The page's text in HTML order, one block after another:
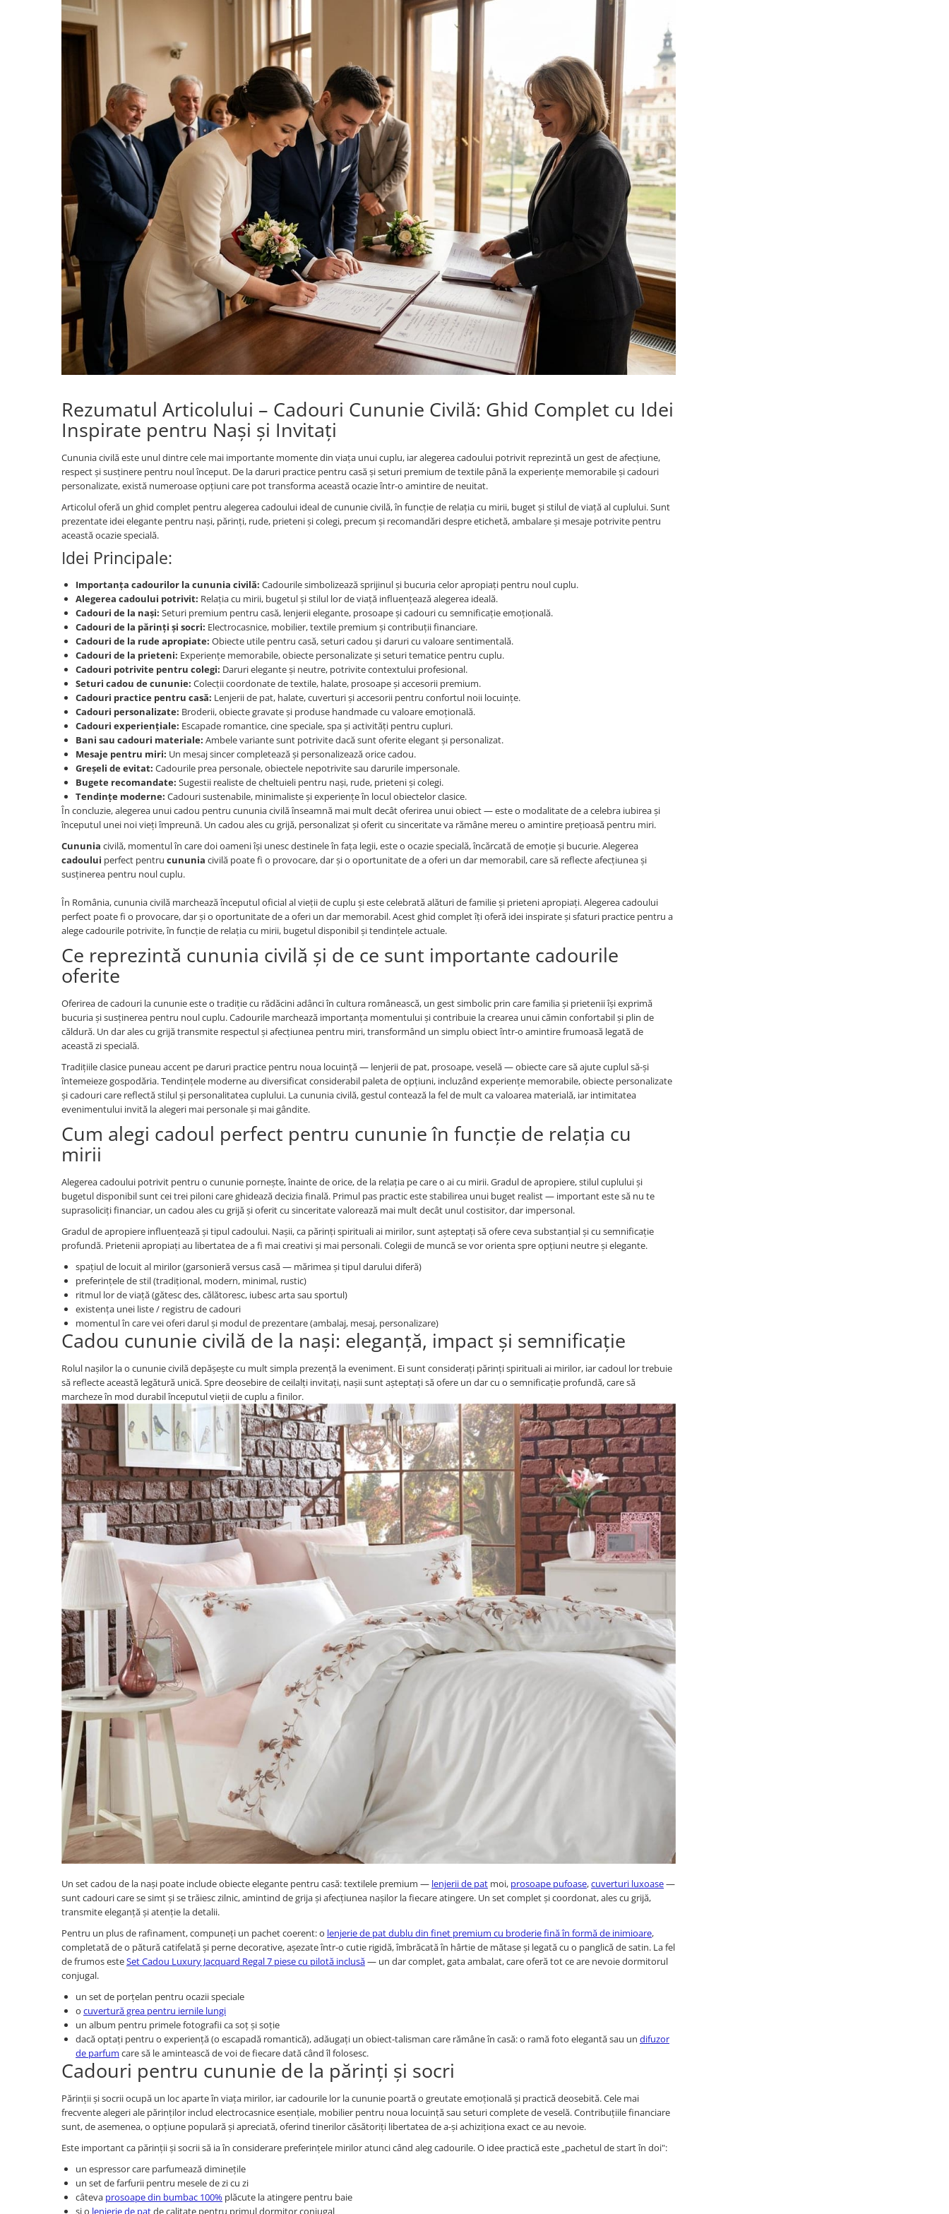
Cearceaf cu elastic
Cearceaf normal
Lenjerii De Pat Creponate
Lenjerii De Pat Bumbac Poplin 2
Lenjerii De Pat Bumbac Poplin,
Matlasate, 2 Persoane
Lenjerii De Pat Bumbac Satinat 2
Lenjerii De Pat Volanase
Lenjerii De Pat, Finet Premium 3D,
2 Persoane
Lenjerii De Pat Jacquard
Lenjerii De Pat Catifea
Lenjerii De Pat Cocolino
Set Lenjerie De Pat Blana
Artificiala De Iepure, 6 Piese, 2
Set Lenjerie Pat Blanita Iepure, 6
Piese, Cu Pilota Inclusa
Lenjerii De Pat Premium Collection
Pilota / Cuvertura Inclusa
Set Lenjerie De Pat Jacquard Regal,
11 Piese, Cuvertura Inclusa
Lenjerii Damasc Egiptean King Size
Lenjerii De Pat, Finet Premium, 1
Lenjerii De Pat Damasc 1 Persoana
Lenjerii De Pat, Imprimeu 3D, 1
Rezumatul Articolului – Cadouri Cununie Civilă: Ghid Complet cu Idei
Inspirate pentru Nași și Invitați
Cununia civilă este unul dintre cele mai importante momente din viața unui cuplu, iar alegerea cadoului potrivit reprezintă un gest de afecțiune,
respect și susținere pentru noul început. De la daruri practice pentru casă și seturi premium de textile până la experiențe memorabile și cadouri
personalizate, există numeroase opțiuni care pot transforma această ocazie într-o amintire de neuitat.
Articolul oferă un ghid complet pentru alegerea cadoului ideal de cununie civilă, în funcție de relația cu mirii, buget și stilul de viață al cuplului. Sunt
prezentate idei elegante pentru nași, părinți, rude, prieteni și colegi, precum și recomandări despre etichetă, ambalare și mesaje potrivite pentru
această ocazie specială.
Idei Principale:
Importanța cadourilor la cununia civilă: Cadourile simbolizează sprijinul și bucuria celor apropiați pentru noul cuplu.
Alegerea cadoului potrivit: Relația cu mirii, bugetul și stilul lor de viață influențează alegerea ideală.
Cadouri de la nași: Seturi premium pentru casă, lenjerii elegante, prosoape și cadouri cu semnificație emoțională.
Cadouri de la părinți și socri: Electrocasnice, mobilier, textile premium și contribuții financiare.
Cadouri de la rude apropiate: Obiecte utile pentru casă, seturi cadou și daruri cu valoare sentimentală.
Cadouri de la prieteni: Experiențe memorabile, obiecte personalizate și seturi tematice pentru cuplu.
Cadouri potrivite pentru colegi: Daruri elegante și neutre, potrivite contextului profesional.
Seturi cadou de cununie: Colecții coordonate de textile, halate, prosoape și accesorii premium.
Cadouri practice pentru casă: Lenjerii de pat, halate, cuverturi și accesorii pentru confortul noii locuințe.
Cadouri personalizate: Broderii, obiecte gravate și produse handmade cu valoare emoțională.
Cadouri experiențiale: Escapade romantice, cine speciale, spa și activități pentru cupluri.
Bani sau cadouri materiale: Ambele variante sunt potrivite dacă sunt oferite elegant și personalizat.
Mesaje pentru miri: Un mesaj sincer completează și personalizează orice cadou.
Greșeli de evitat: Cadourile prea personale, obiectele nepotrivite sau darurile impersonale.
Bugete recomandate: Sugestii realiste de cheltuieli pentru nași, rude, prieteni și colegi.
Tendințe moderne: Cadouri sustenabile, minimaliste și experiențe în locul obiectelor clasice.
În concluzie, alegerea unui cadou pentru cununia civilă înseamnă mai mult decât oferirea unui obiect — este o modalitate de a celebra iubirea și
începutul unei noi vieți împreună. Un cadou ales cu grijă, personalizat și oferit cu sinceritate va rămâne mereu o amintire prețioasă pentru miri.
Cununia civilă, momentul în care doi oameni își unesc destinele în fața legii, este o ocazie specială, încărcată de emoție și bucurie. Alegerea
cadoului perfect pentru cununia civilă poate fi o provocare, dar și o oportunitate de a oferi un dar memorabil, care să reflecte afecțiunea și
susținerea pentru noul cuplu.
În România, cununia civilă marchează începutul oficial al vieții de cuplu și este celebrată alături de familie și prieteni apropiați. Alegerea cadoului
perfect poate fi o provocare, dar și o oportunitate de a oferi un dar memorabil. Acest ghid complet îți oferă idei inspirate și sfaturi practice pentru a
alege cadourile potrivite, în funcție de relația cu mirii, bugetul disponibil și tendințele actuale.
Ce reprezintă cununia civilă și de ce sunt importante cadourile
oferite
Oferirea de cadouri la cununie este o tradiție cu rădăcini adânci în cultura românească, un gest simbolic prin care familia și prietenii își exprimă
bucuria și susținerea pentru noul cuplu. Cadourile marchează importanța momentului și contribuie la crearea unui cămin confortabil și plin de
căldură. Un dar ales cu grijă transmite respectul și afecțiunea pentru miri, transformând un simplu obiect într-o amintire frumoasă legată de
această zi specială.
Tradițiile clasice puneau accent pe daruri practice pentru noua locuință — lenjerii de pat, prosoape, veselă — obiecte care să ajute cuplul să-și
întemeieze gospodăria. Tendințele moderne au diversificat considerabil paleta de opțiuni, incluzând experiențe memorabile, obiecte personalizate
și cadouri care reflectă stilul și personalitatea cuplului. La cununia civilă, gestul contează la fel de mult ca valoarea materială, iar intimitatea
evenimentului invită la alegeri mai personale și mai gândite.
Cum alegi cadoul perfect pentru cununie în funcție de relația cu
mirii
Alegerea cadoului potrivit pentru o cununie pornește, înainte de orice, de la relația pe care o ai cu mirii. Gradul de apropiere, stilul cuplului și
bugetul disponibil sunt cei trei piloni care ghidează decizia finală. Primul pas practic este stabilirea unui buget realist — important este să nu te
suprasoliciți financiar, un cadou ales cu grijă și oferit cu sinceritate valorează mai mult decât unul costisitor, dar impersonal.
Gradul de apropiere influențează și tipul cadoului. Nașii, ca părinți spirituali ai mirilor, sunt așteptați să ofere ceva substanțial și cu semnificație
profundă. Prietenii apropiați au libertatea de a fi mai creativi și mai personali. Colegii de muncă se vor orienta spre opțiuni neutre și elegante.
spațiul de locuit al mirilor (garsonieră versus casă — mărimea și tipul darului diferă)
preferințele de stil (tradițional, modern, minimal, rustic)
ritmul lor de viață (gătesc des, călătoresc, iubesc arta sau sportul)
existența unei liste / registru de cadouri
momentul în care vei oferi darul și modul de prezentare (ambalaj, mesaj, personalizare)
Cadou cununie civilă de la nași: eleganță, impact și semnificație
Rolul nașilor la o cununie civilă depășește cu mult simpla prezență la eveniment. Ei sunt considerați părinți spirituali ai mirilor, iar cadoul lor trebuie
să reflecte această legătură unică. Spre deosebire de ceilalți invitați, nașii sunt așteptați să ofere un dar cu o semnificație profundă, care să
marcheze în mod durabil începutul vieții de cuplu a finilor.
Un set cadou de la nași poate include obiecte elegante pentru casă: textilele premium — lenjerii de pat moi, prosoape pufoase,cuverturi luxoase—
sunt cadouri care se simt și se trăiesc zilnic, amintind de grija și afecțiunea nașilor la fiecare atingere. Un set complet și coordonat, ales cu grijă,
transmite eleganță și atenție la detalii.
Pentru un plus de rafinament, compuneți un pachet coerent: o lenjerie de pat dublu din finet premium cu broderie fină în formă de inimioare,
completată de o pătură catifelată și perne decorative, așezate într-o cutie rigidă, îmbrăcată în hârtie de mătase și legată cu o panglică de satin. La fel
de frumos esteSet Cadou Luxury Jacquard Regal 7 piese cu pilotă inclusă— un dar complet, gata ambalat, care oferă tot ce are nevoie dormitorul
conjugal.
un set de porțelan pentru ocazii speciale
o cuvertură grea pentru iernile lungi
un album pentru primele fotografii ca soț și soție
dacă optați pentru o experiență (o escapadă romantică), adăugați un obiect-talisman care rămâne în casă: o ramă foto elegantă sau un difuzor
de parfum care să le amintească de voi de fiecare dată când îl folosesc.
Cadouri pentru cununie de la părinți și socri
Părinții și socrii ocupă un loc aparte în viața mirilor, iar cadourile lor la cununie poartă o greutate emoțională și practică deosebită. Cele mai
frecvente alegeri ale părinților includ electrocasnice esențiale, mobilier pentru noua locuință sau seturi complete de veselă. Contribuțiile financiare
sunt, de asemenea, o opțiune populară și apreciată, oferind tinerilor căsătoriți libertatea de a-și achiziționa exact ce au nevoie.
Este important ca părinții și socrii să ia în considerare preferințele mirilor atunci când aleg cadourile. O idee practică este „pachetul de start în doi":
un espressor care parfumează diminețile
un set de farfurii pentru mesele de zi cu zi
câteva prosoape din bumbac 100% plăcute la atingere pentru baie
și o lenjerie de patde calitate pentru primul dormitor conjugal